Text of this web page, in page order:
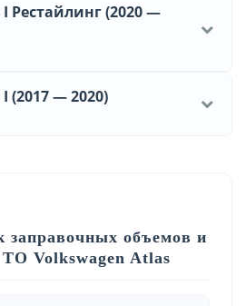
Рестайлинг (2020 —
(2017 — 2020)
заправочных объемов и
ТО Volkswagen Atlas